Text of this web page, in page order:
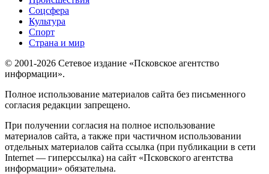
Соцсфера
Культура
Спорт
Страна и мир
© 2001-2026 Сетевое издание «Псковское агентство
информации».
Полное использование материалов сайта без письменного
согласия редакции запрещено.
При получении согласия на полное использование
материалов сайта, а также при частичном использовании
отдельных материалов сайта ссылка (при публикации в сети
Internet — гиперссылка) на сайт «Псковского агентства
информации» обязательна.